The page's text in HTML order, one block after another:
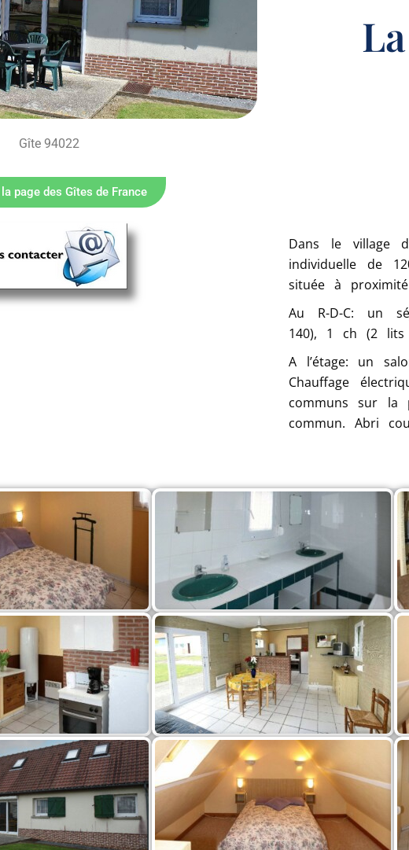
Gîte 94022
page des Gîtes de France
Dans le village
individuelle de
située à
Au R-D-C: un
140), 1 ch (2 lits
A l’étage: un
Chauffage
communs sur la
commun. Abri